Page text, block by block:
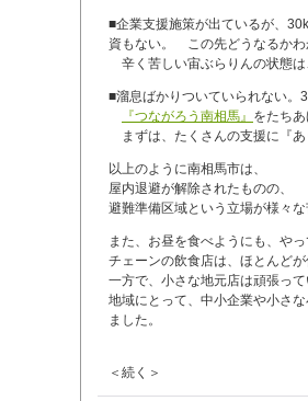
■企業支援施策が出ているが、
資もない。 この先どうなるかわ
辛く苦しい宙ぶらりんの状態は
■溜息ばかりついていられない。
『つながろう南相馬』 をたちあ
まずは、たくさんの支援に『あ
以上のように南相馬市は、
屋内退避が解除されたものの、
避難準備区域という立場が様々
また、お昼を食べようにも、やっ
チェーンの飲食店は、ほとんどが
一方で、小さな地元店は頑張って
地域にとって、中小企業や小さ
ました。
＜続く＞